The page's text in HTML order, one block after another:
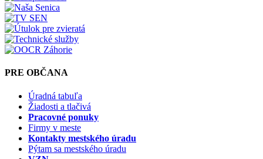
PRE OBČANA
Úradná tabuľa
Žiadosti a tlačivá
Pracovné ponuky
Firmy v meste
Kontakty mestského úradu
Pýtam sa mestského úradu